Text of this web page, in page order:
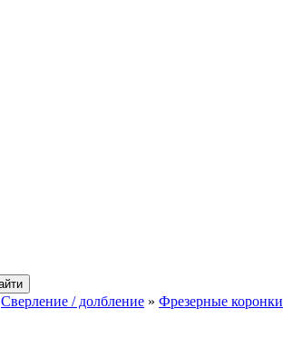
Сверление / долбление » Фрезерные коронки